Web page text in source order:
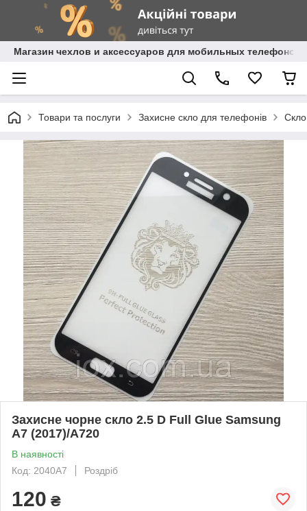
Магазин чехлов и аксессуаров для мобильных телефонов
Товари та послуги Захисне скло для телефонів
Захисне чорне скло 2.5 D Full Glue Samsung
A7 (2017)/A720
В наявності
Код: 2040A7
Роздріб
120 ₴